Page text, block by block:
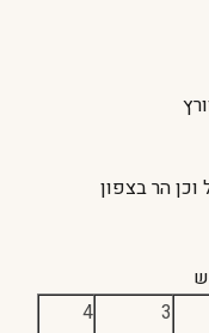
הר בצפון
3
4